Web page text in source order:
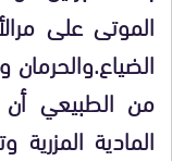
الموتى على
الضياع.والحرمان
من الطبيعي
المادية